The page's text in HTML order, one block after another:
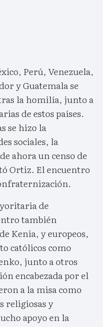
Perú, Venezuela,
y Guatemala se
la homilía, junto a
de estos países.
se hizo la
sociales, la
ahora un censo de
Ortiz. El encuentro
de
también
Kenia, y europeos,
católicos como
junto a otros
encabezada por el
a la misa como
religiosas y
apoyo en la